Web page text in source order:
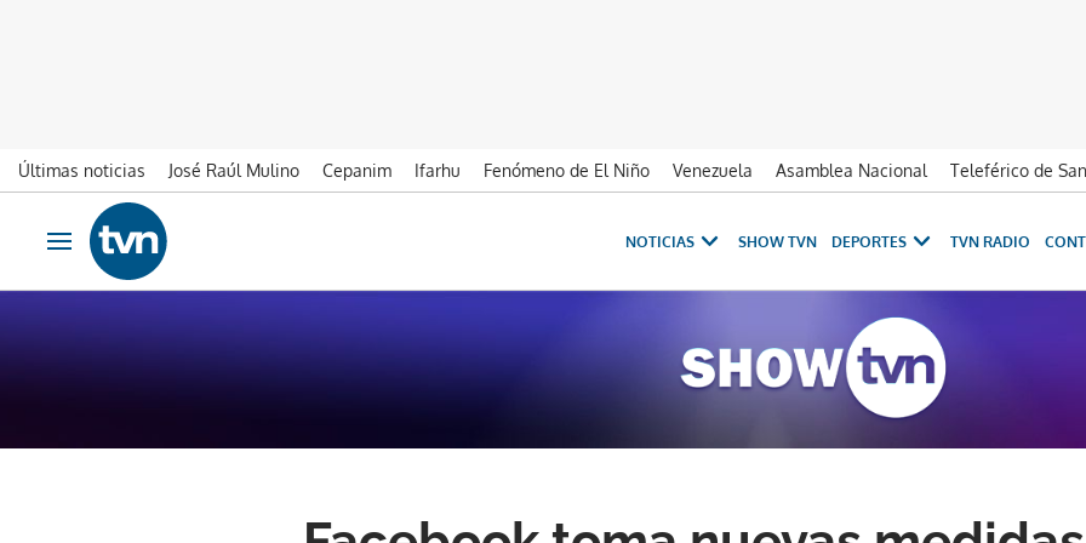
Últimas noticias José Raúl Mulino Cepanim Ifarhu Fenómeno de El Niño Venezuela Asamblea Nacional Teleférico de
Ir al contenido
Obrir navegació
NOTICIAS SHOW TVN DEPORTES TVN RADIO